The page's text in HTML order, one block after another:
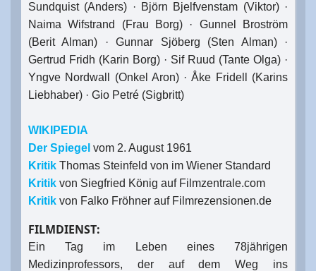
Sundquist (Anders) · Björn Bjelfvenstam (Viktor) ·
Naima Wifstrand (Frau Borg) · Gunnel Broström
(Berit Alman) · Gunnar Sjöberg (Sten Alman) ·
Gertrud Fridh (Karin Borg) · Sif Ruud (Tante Olga) ·
Yngve Nordwall (Onkel Aron) · Åke Fridell (Karins
Liebhaber) · Gio Petré (Sigbritt)
WIKIPEDIA
Der Spiegel vom 2. August 1961
Kritik Thomas Steinfeld von im Wiener Standard
Kritik von Siegfried König auf Filmzentrale.com
Kritik von Falko Fröhner auf Filmrezensionen.de
FILMDIENST:
Ein Tag im Leben eines 78jährigen
Medizinprofessors, der auf dem Weg ins